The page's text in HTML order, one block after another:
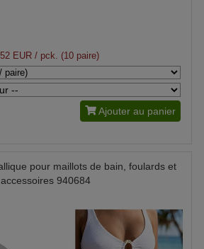
EUR/ pck. (10 paire)
Ajouter au panier
pour maillots de bain, foulards et
accessoires 940684